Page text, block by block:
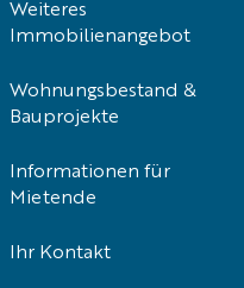
Weiteres
Immobilienangebot
Wohnungsbestand &
Bauprojekte
Informationen für
Mietende
Ihr Kontakt